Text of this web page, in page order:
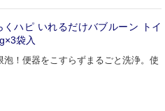
くハピ いれるだけバブルーン トイ
袋入
泡！便器をこすらずまるごと洗浄。使